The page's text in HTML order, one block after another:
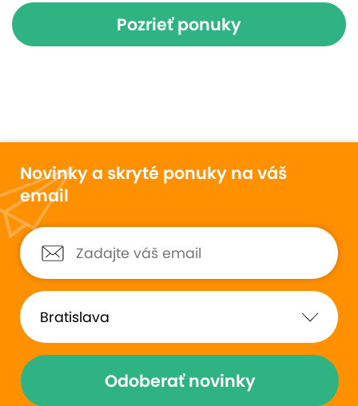
Pozrieť ponuky
Novinky a skryté ponuky na váš
email
Odoberať novinky